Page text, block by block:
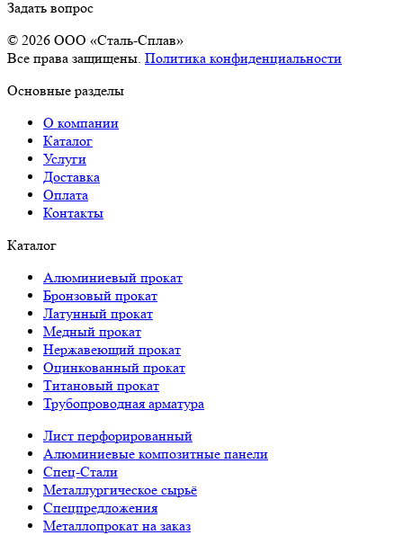
Задать вопрос
© 2026 OOO «Сталь-Сплав»
Все права защищены. Политика конфиденциальности
Основные разделы
О компании
Каталог
Услуги
Доставка
Оплата
Контакты
Каталог
Алюминиевый прокат
Бронзовый прокат
Латунный прокат
Медный прокат
Нержавеющий прокат
Оцинкованный прокат
Титановый прокат
Трубопроводная арматура
Лист перфорированный
Алюминиевые композитные панели
Спец-Стали
Металлургическое сырьё
Спецпредложения
Металлопрокат на заказ